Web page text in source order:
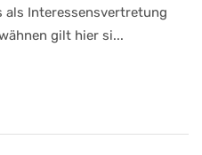
als Interessensvertretung
gilt hier si...